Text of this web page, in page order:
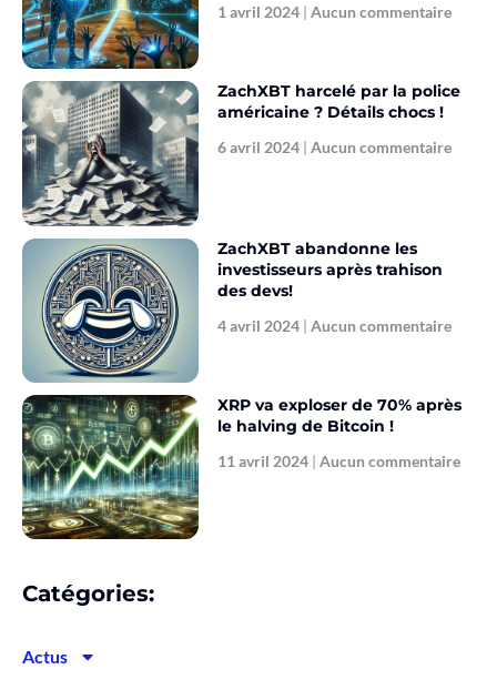
1 avril 2024 Aucun commentaire
ZachXBT harcelé par la police
américaine ? Détails chocs !
6 avril 2024 Aucun commentaire
ZachXBT abandonne les
investisseurs après trahison
des devs!
4 avril 2024 Aucun commentaire
XRP va exploser de 70% après
le halving de Bitcoin !
11 avril 2024 Aucun commentaire
Catégories:
Actus